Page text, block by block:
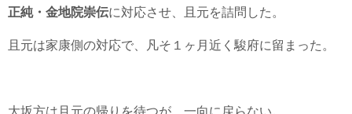
正純・金地院崇伝に対応させ、且元を詰問した。
且元は家康側の対応で、凡そ１ヶ月近く駿府に留まった。